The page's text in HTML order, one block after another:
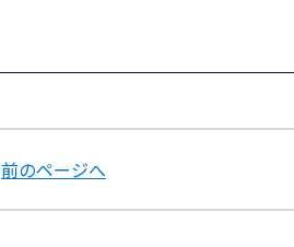
前のページへ